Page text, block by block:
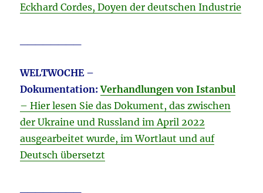
Eckhard Cordes, Doyen der deutschen Industrie
WELTWOCHE –
Dokumentation: Verhandlungen von Istanbul
– Hier lesen Sie das Dokument, das zwischen
der Ukraine und Russland im April 2022
ausgearbeitet wurde, im Wortlaut und auf
Deutsch übersetzt